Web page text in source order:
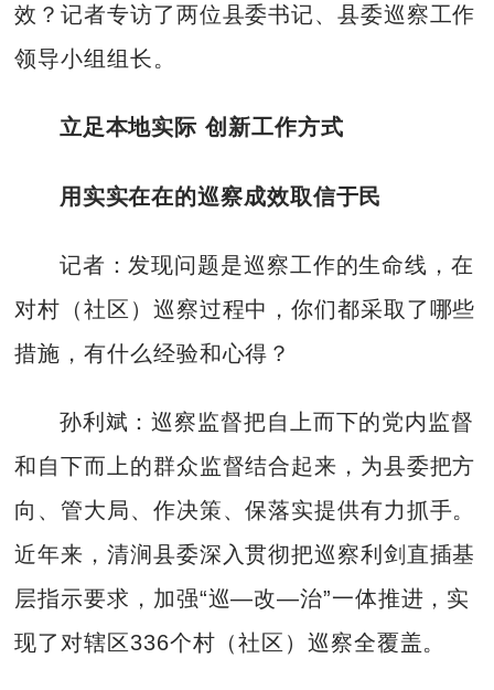
效？记者专访了两位县委书记、县委巡察工作
领导小组组长。
立足本地实际 创新工作方式
用实实在在的巡察成效取信于民
记者：发现问题是巡察工作的生命线，在
对村（社区）巡察过程中，你们都采取了哪些
措施，有什么经验和心得？
孙利斌：巡察监督把自上而下的党内监督
和自下而上的群众监督结合起来，为县委把方
向、管大局、作决策、保落实提供有力抓手。
近年来，清涧县委深入贯彻把巡察利剑直插基
层指示要求，加强“巡—改—治”一体推进，实
现了对辖区336个村（社区）巡察全覆盖。